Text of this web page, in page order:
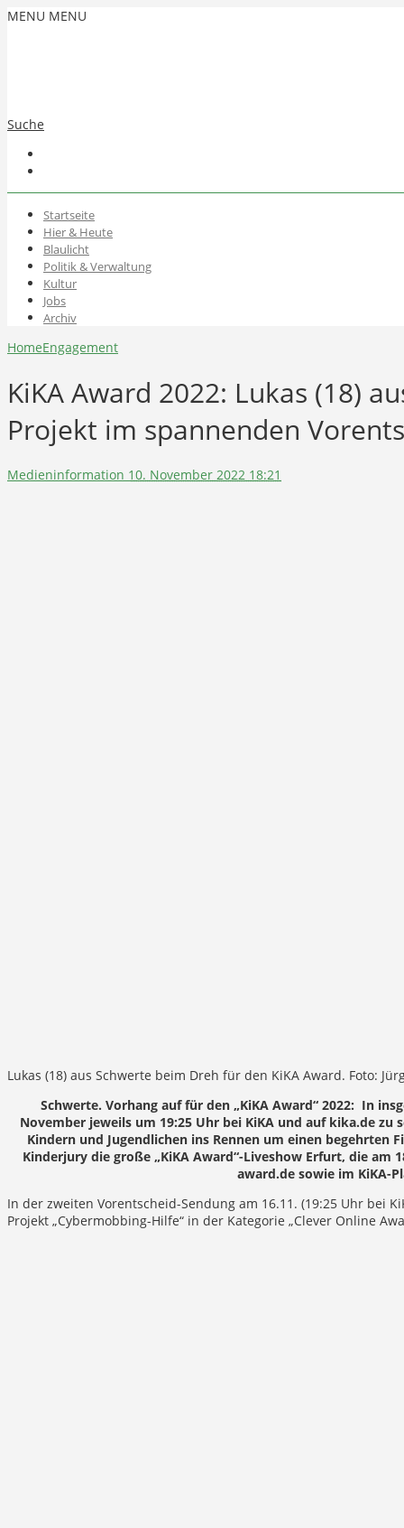
MENU MENU
Suche
Startseite
Hier & Heute
Blaulicht
Politik & Verwaltung
Kultur
Jobs
Archiv
HomeEngagement
KiKA Award 2022: Lukas (18)
Projekt im spannenden
Medieninformation 10. November 2022 18:21
Lukas (18) aus Schwerte beim Dreh für den KiKA Award. Foto:
Schwerte. Vorhang auf für den „KiKA Award“ 2022: In
November jeweils um 19:25 Uhr bei KiKA und auf kika.de
Kindern und Jugendlichen ins Rennen um einen
Kinderjury die große „KiKA Award“-Liveshow Erfurt, die am
award.de sowie im KiKA-
In der zweiten Vorentscheid-Sendung am 16.11. (19:25 Uhr bei
Projekt „Cybermobbing-Hilfe“ in der Kategorie „Clever Online